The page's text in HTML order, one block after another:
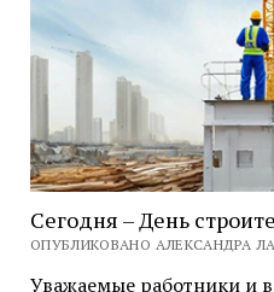
Сегодня – День
ОПУБЛИКОВАНО АЛЕКСАНДРА
Уважаемые работники и